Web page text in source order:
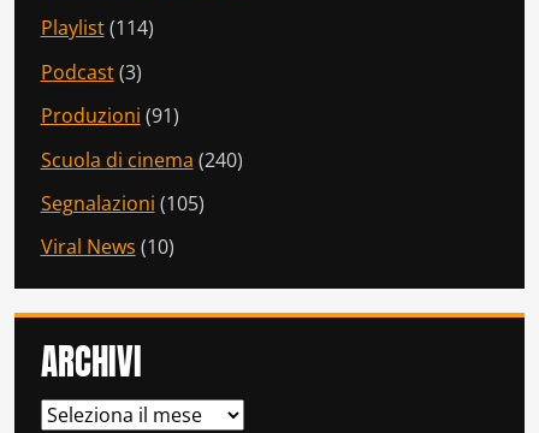
Playlist(114)
Podcast(3)
Produzioni (91)
Scuola di cinema (240)
Segnalazioni (105)
Viral News (10)
ARCHIVI
ARCHIVI